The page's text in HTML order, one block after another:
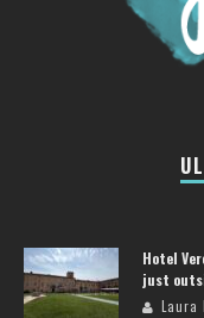
Hotel
just
Laura